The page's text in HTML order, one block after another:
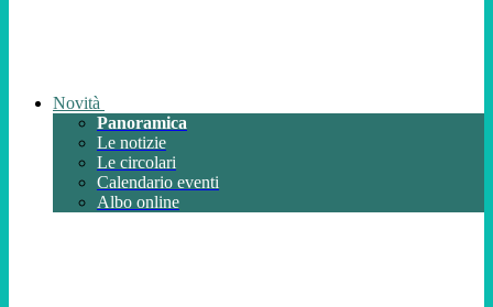
Novità
Panoramica
Le notizie
Le circolari
Calendario eventi
Albo online